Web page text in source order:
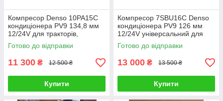
Компресор Denso 10РА15С
кондиціонера PV9 134,8 мм
12/24V для тракторів,
комбайнів, автомобілів
Готово до відправки
11 300 ₴ 12 500 ₴
Купити
Компресор 7SBU16C Denso
кондиціонера PV9 126 мм
12/24V універсальний для
Mercedes Benz 447200-8090
447300-7820
Готово до відправки
13 000 ₴ 13 500 ₴
Купити